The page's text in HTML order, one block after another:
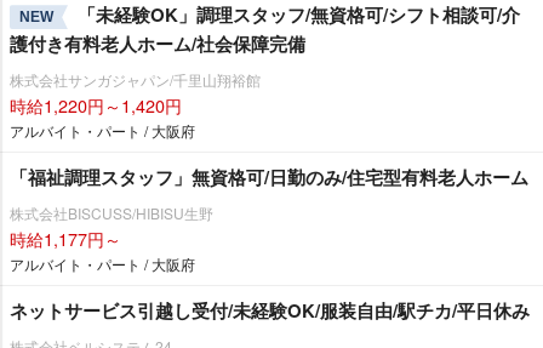
NEW
「未経験OK」調理スタッフ/無資格可/シフト相談可/介
護付き有料老人ホーム/社会保障完備
株式会社サンガジャパン/千里山翔裕館
時給1,220円～1,420円
アルバイト・パート / 大阪府
「福祉調理スタッフ」無資格可/日勤のみ/住宅型有料老人ホーム
株式会社BISCUSS/HIBISU生野
時給1,177円～
アルバイト・パート / 大阪府
ネットサービス引越し受付/未経験OK/服装自由/駅チカ/平日休み